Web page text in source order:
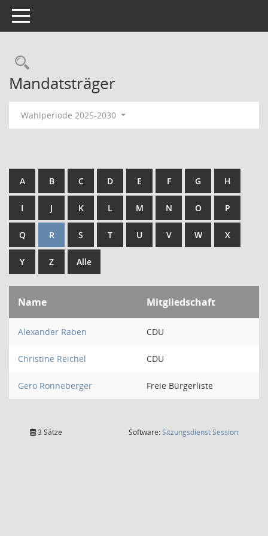
Toggle navigation
Rechercheauswahl
Mandatsträger
Wahlperiode 2025-2030
A B C D E F G H
I J K L M N O P
Q R S T U V W X
Y Z Alle
Name Mitgliedschaft
Alexander Raben CDU
Christine Reichel CDU
Gero Ronneberger Freie Bürgerliste
3 Sätze Software:SitzungsdienstSession(Wird in